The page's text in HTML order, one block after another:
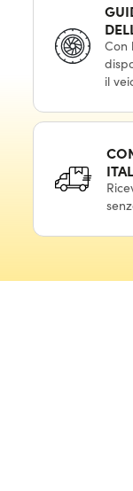
Con
il